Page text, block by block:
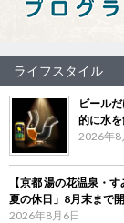
ライフスタイル
ビール
的に水
2026年8
【京都 湯の花温泉・
夏の休日」8月末まで
2026年8月6日